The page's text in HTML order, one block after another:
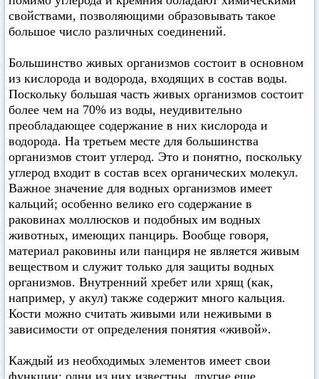
свойствами, позволяющими образовывать такое
большое число различных соединений.
Большинство живых организмов состоит в основном
из кислорода и водорода, входящих в состав воды.
Поскольку большая часть живых организмов состоит
более чем на 70% из воды, неудивительно
преобладающее содержание в них кислорода и
водорода. На третьем месте для большинства
организмов стоит углерод. Это и понятно, поскольку
углерод входит в состав всех органических молекул.
Важное значение для водных организмов имеет
кальций; особенно велико его содержание в
раковинах моллюсков и подобных им водных
животных, имеющих панцирь. Вообще говоря,
материал раковины или панциря не является живым
веществом и служит только для защиты водных
организмов. Внутренний хребет или хрящ (как,
например, у акул) также содержит много кальция.
Кости можно считать живыми или неживыми в
зависимости от определения понятия «живой».
Каждый из необходимых элементов имеет свои
функции; одни из них известны, другие еще